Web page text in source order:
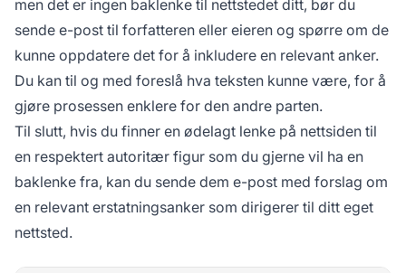
men det er ingen baklenke til nettstedet ditt, bør du
sende e-post til forfatteren eller eieren og spørre om de
kunne oppdatere det for å inkludere en relevant anker.
Du kan til og med foreslå hva teksten kunne være, for å
gjøre prosessen enklere for den andre parten.
Til slutt, hvis du finner en ødelagt lenke på nettsiden til
en respektert autoritær figur som du gjerne vil ha en
baklenke fra, kan du sende dem e-post med forslag om
en relevant erstatningsanker som dirigerer til ditt eget
nettsted.